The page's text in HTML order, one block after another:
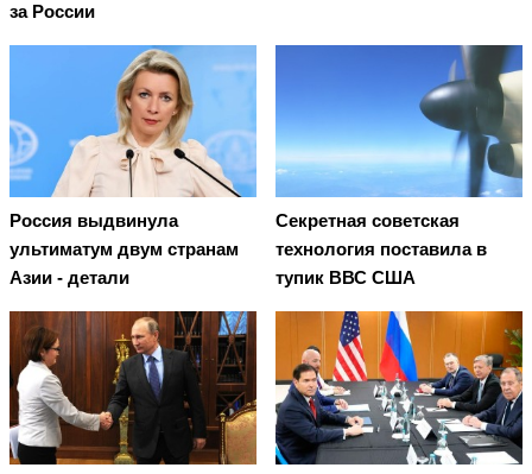
за России
Россия выдвинула
ультиматум двум странам
Азии - детали
Секретная советская
технология поставила в
тупик ВВС США